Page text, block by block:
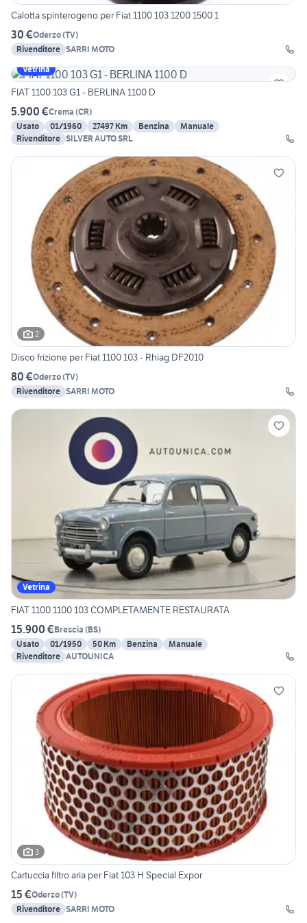
Calotta spinterogeno per Fiat 1100 103 1200 1500 1
30 €Oderzo(TV)
Rivenditore SARRI MOTO
Vetrina
FIAT 1100 103 G1 - BERLINA 1100 D
5.900 €Crema (CR)
Usato
01/1960 27497 Km Benzina
Manuale
Rivenditore SILVER AUTO SRL
2
Disco frizione per Fiat 1100 103 - Rhiag DF2010
80 €Oderzo(TV)
Rivenditore SARRI MOTO
Vetrina
FIAT 1100 1100 103 COMPLETAMENTE RESTAURATA
15.900 €Brescia (BS)
Usato
01/1950 50 Km Benzina
Manuale
Rivenditore AUTOUNICA
3
Cartuccia filtro aria per Fiat 103 H Special Expor
15 €Oderzo(TV)
Rivenditore SARRI MOTO